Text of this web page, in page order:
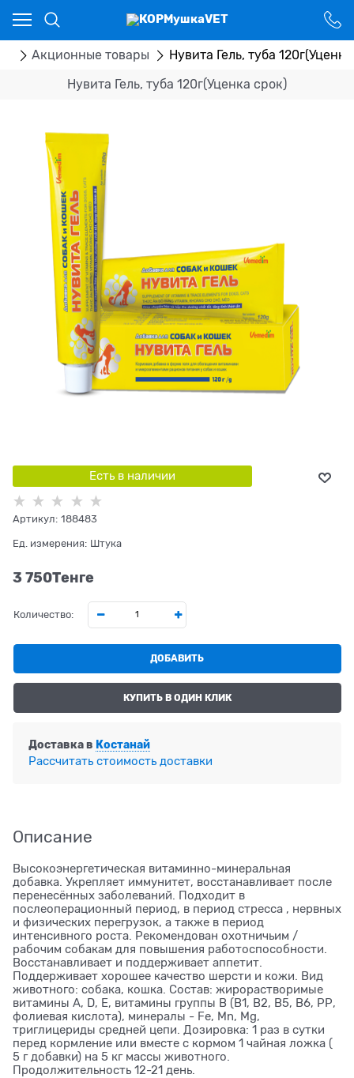
Акционные товары Нувита Гель, туба
Нувита Гель, туба 120г(Уценка срок)
Есть в наличии
Артикул: 188483
Ед. измерения: Штука
3 750Tенге
Количество:
ДОБАВИТЬ
КУПИТЬ В ОДИН КЛИК
Доставка в Костанай
Рассчитать стоимость доставки
Описание
Высокоэнергетическая витаминно-минеральная
добавка. Укрепляет иммунитет, восстанавливает после
перенесённых заболеваний. Подходит в
послеоперационный период, в период стресса , нервных
и физических перегрузок, а также в период
интенсивного роста. Рекомендован охотничьим /
рабочим собакам для повышения работоспособности.
Восстанавливает и поддерживает аппетит.
Поддерживает хорошее качество шерсти и кожи. Вид
животного: собака, кошка. Состав: жирорастворимые
витамины А, D, E, витамины группы В (В1, В2, В5, В6, РР,
фолиевая кислота), минералы - Fe, Mn, Mg,
триглицериды средней цепи. Дозировка: 1 раз в сутки
перед кормление или вместе с кормом 1 чайная ложка (
5 г добавки) на 5 кг массы животного.
Продолжительность 12-21 день.
Ваш город - Костанай,
угадали?